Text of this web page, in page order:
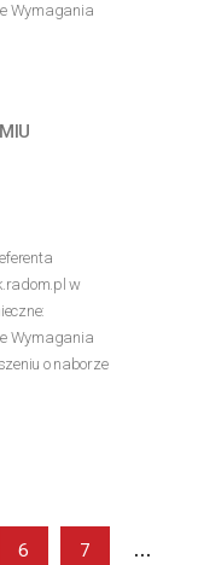
Wymagania
w
Wymagania
o naborze
6 7 ...